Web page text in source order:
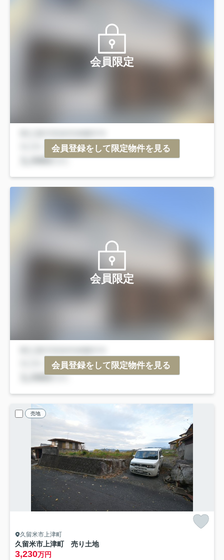
会員限定
会員登録をして限定物件を見る
会員限定
会員登録をして限定物件を見る
売地
久留米市上津町
久留米市上津町 売り土地
3,230万円